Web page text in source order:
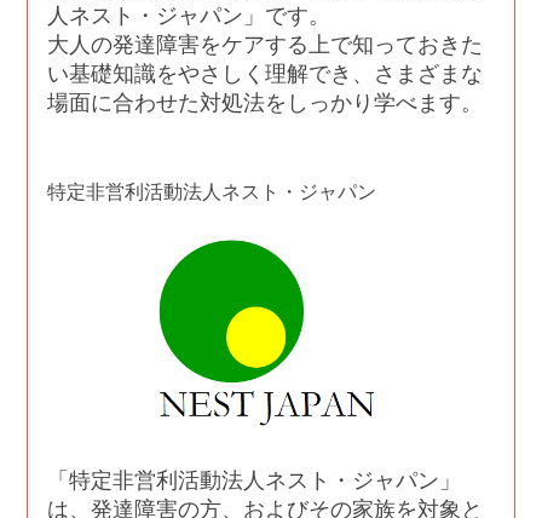
人ネスト・ジャパン」です。
大人の発達障害をケアする上で知っておきた
い基礎知識をやさしく理解でき、さまざまな
場面に合わせた対処法をしっかり学べます。
特定非営利活動法人ネスト・ジャパン
「特定非営利活動法人ネスト・ジャパン」
は、発達障害の方、およびその家族を対象と